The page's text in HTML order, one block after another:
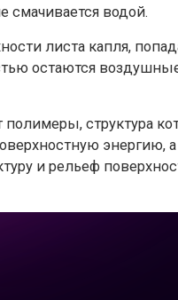
смачивается водой.
листа капля,
остаются
структура
энергию,
и рельеф